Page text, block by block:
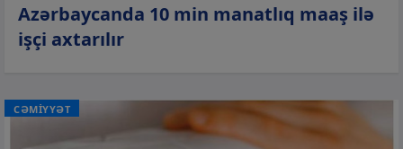
Azərbaycanda 10 min manatlıq maaş ilə
işçi axtarılır
CƏMİYYƏT